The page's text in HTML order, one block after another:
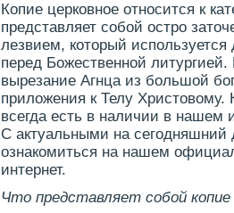
Копие церковное относится к
представляет собой остро
лезвием, который
перед Божественной
вырезание Агнца из большой
приложения к Телу
всегда есть в наличии в нашем
С актуальными на
ознакомиться на нашем
интернет.
Что представляет собой копие